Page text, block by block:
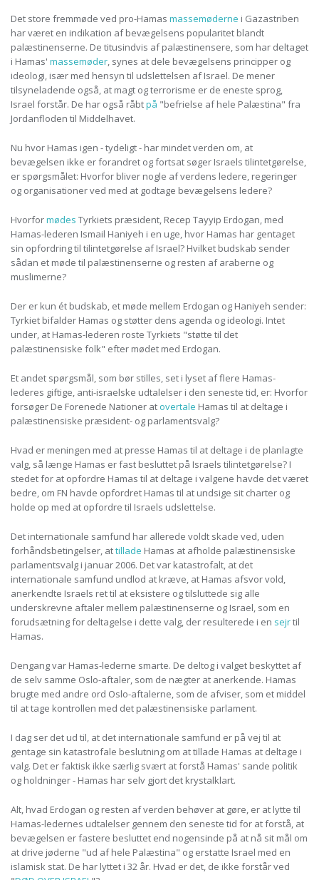
Det store fremmøde ved pro-Hamas massemøderne i Gazastriben
har været en indikation af bevægelsens popularitet blandt
palæstinenserne. De titusindvis af palæstinensere, som har deltaget
i Hamas' massemøder, synes at dele bevægelsens principper og
ideologi, især med hensyn til udslettelsen af Israel. De mener
tilsyneladende også, at magt og terrorisme er de eneste sprog,
Israel forstår. De har også råbtpå "befrielse af hele Palæstina" fra
Jordanfloden til Middelhavet.
Nu hvor Hamas igen - tydeligt - har mindet verden om, at
bevægelsen ikke er forandret og fortsat søger Israels tilintetgørelse,
er spørgsmålet: Hvorfor bliver nogle af verdens ledere, regeringer
og organisationer ved med at godtage bevægelsens ledere?
Hvorformødes Tyrkiets præsident, Recep Tayyip Erdogan, med
Hamas-lederen Ismail Haniyeh i en uge, hvor Hamas har gentaget
sin opfordring til tilintetgørelse af Israel? Hvilket budskab sender
sådan et møde til palæstinenserne og resten af araberne og
muslimerne?
Der er kun ét budskab, et møde mellem Erdogan og Haniyeh sender:
Tyrkiet bifalder Hamas og støtter dens agenda og ideologi. Intet
under, at Hamas-lederen roste Tyrkiets "støtte til det
palæstinensiske folk" efter mødet med Erdogan.
Et andet spørgsmål, som bør stilles, set i lyset af flere Hamas-
lederes giftige, anti-israelske udtalelser i den seneste tid, er: Hvorfor
forsøger De Forenede Nationer at overtale Hamas til at deltage i
palæstinensiske præsident- og parlamentsvalg?
Hvad er meningen med at presse Hamas til at deltage i de planlagte
valg, så længe Hamas er fast besluttet på Israels tilintetgørelse? I
stedet for at opfordre Hamas til at deltage i valgene havde det været
bedre, om FN havde opfordret Hamas til at undsige sit charter og
holde op med at opfordre til Israels udslettelse.
Det internationale samfund har allerede voldt skade ved, uden
forhåndsbetingelser, attillade Hamas at afholde palæstinensiske
parlamentsvalg i januar 2006. Det var katastrofalt, at det
internationale samfund undlod at kræve, at Hamas afsvor vold,
anerkendte Israels ret til at eksistere og tilsluttede sig alle
underskrevne aftaler mellem palæstinenserne og Israel, som en
forudsætning for deltagelse i dette valg, der resulterede i en sejrtil
Hamas.
Dengang var Hamas-lederne smarte. De deltog i valget beskyttet af
de selv samme Oslo-aftaler, som de nægter at anerkende. Hamas
brugte med andre ord Oslo-aftalerne, som de afviser, som et middel
til at tage kontrollen med det palæstinensiske parlament.
I dag ser det ud til, at det internationale samfund er på vej til at
gentage sin katastrofale beslutning om at tillade Hamas at deltage i
valg. Det er faktisk ikke særlig svært at forstå Hamas' sande politik
og holdninger - Hamas har selv gjort det krystalklart.
Alt, hvad Erdogan og resten af verden behøver at gøre, er at lytte til
Hamas-ledernes udtalelser gennem den seneste tid for at forstå, at
bevægelsen er fastere besluttet end nogensinde på at nå sit mål om
at drive jøderne "ud af hele Palæstina" og erstatte Israel med en
islamisk stat. De har lyttet i 32 år. Hvad er det, de ikke forstår ved